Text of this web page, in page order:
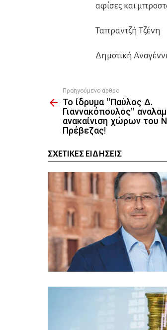
αφίσες και
Ταπραντζή Τζένη
Δημοτική
more
Προηγούμενο άρθρο
Το ίδρυμα “Παύλος Δ.
Γιαννακόπουλος”
ανακαίνιση χώρων του
Πρέβεζας!
ΣΧΕΤΙΚΈΣ ΕΙΔΉΣΕΙΣ